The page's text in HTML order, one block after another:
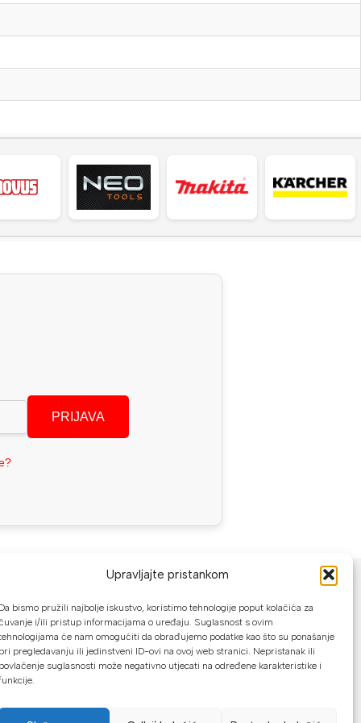
Upravljajte pristankom
Da bismo pružili najbolje iskustvo, koristimo tehnologije poput kolačića za
i/ili pristup informacijama o uređaju. Suglasnost s ovim
će nam omogućiti da obrađujemo podatke kao što su ponašanje
pri pregledavanju ili jedinstveni ID-ovi na ovoj web stranici. Nepristanak ili
povlačenje suglasnosti može negativno utjecati na određene karakteristike i
PRIJAVA
NAČINI PLAĆANJA
U našoj web trgovini možete platiti:
Kreditnim karticama jednokratno ili do
24 rate